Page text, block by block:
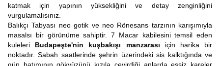
katmak için yapının yüksekliğini ve detay zenginliğini
vurgulamalısınız.
Balıkçı Tabyası neo gotik ve neo Rönesans tarzının karışımıyla
masalsı bir görünüme sahiptir. 7 Macar kabilesini temsil eden
kuleleri Budapeşte'nin kuşbakışı manzarası için harika bir
noktadır. Sabah saatlerinde şehrin üzerindeki sis kalktığında ve